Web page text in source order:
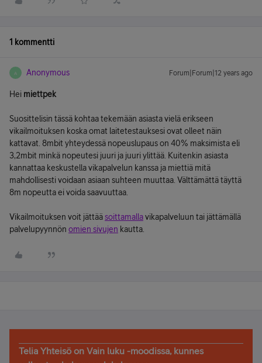
1 kommentti
A Anonymous Forum|Forum|12 years ago
Hei miettpek
Suosittelisin tässä kohtaa tekemään asiasta vielä erikseen
vikailmoituksen koska omat laitetestauksesi ovat olleet näin
kattavat. 8mbit yhteydessä nopeuslupaus on 40% maksimista eli
3,2mbit minkä nopeutesi juuri ja juuri ylittää. Kuitenkin asiasta
kannattaa keskustella vikapalvelun kanssa ja miettiä mitä
mahdollisesti voidaan asiaan suhteen muuttaa. Välttämättä täyttä
8m nopeutta ei voida saavuuttaa.
Vikailmoituksen voit jättääsoittamallavikapalveluun tai jättämällä
palvelupyynnön omien sivujen kautta.
Telia Yhteisö on Vain luku -moodissa, kunnes